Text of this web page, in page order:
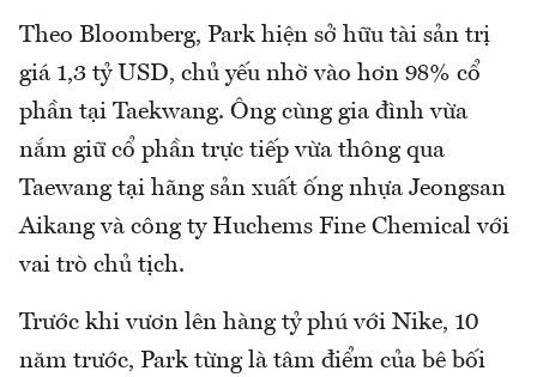
Theo Bloomberg, Park hiện sở hữu tài sản trị
giá 1,3 tỷ USD, chủ yếu nhờ vào hơn 98% cổ
phần tại Taekwang. Ông cùng gia đình vừa
nắm giữ cổ phần trực tiếp vừa thông qua
Taewang tại hãng sản xuất ống nhựa Jeongsan
Aikang và công ty Huchems Fine Chemical với
vai trò chủ tịch.
Trước khi vươn lên hàng tỷ phú với Nike, 10
năm trước, Park từng là tâm điểm của bê bối